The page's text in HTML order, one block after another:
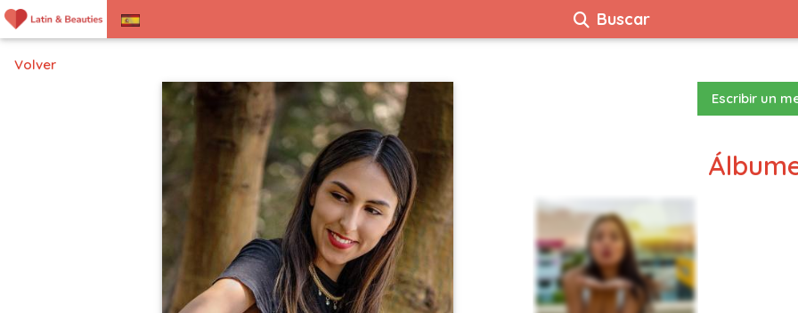
Buscar
Volver
Escribir un